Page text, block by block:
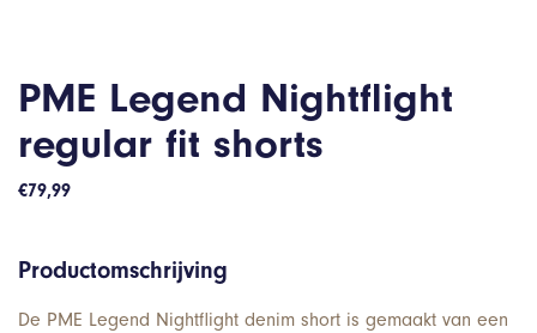
PME Legend Nightflight
regular fit shorts
€79,99
Productomschrijving
De PME Legend Nightflight denim short is gemaakt van een